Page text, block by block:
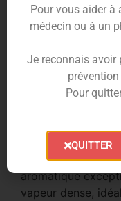
Enfin, le kiwi
éclat exotique et
expérience
dynamique et
Fabrication
reconnue pour la
français. Sa base
aromatique
vapeur dense,
Pour vous aider à
médecin ou à un
Je reconnais avoir
Pour
QUITTER